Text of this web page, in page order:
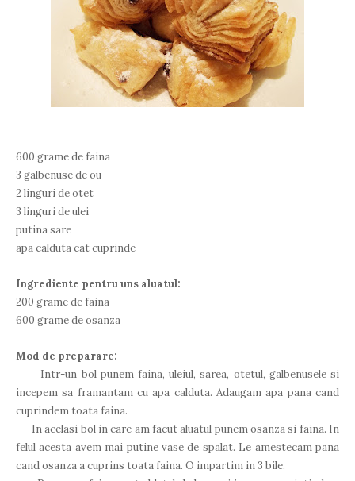
600 grame de faina
3 galbenuse de ou
2 linguri de otet
3 linguri de ulei
putina sare
apa calduta cat cuprinde
Ingrediente pentru uns aluatul:
200 grame de faina
600 grame de osanza
Mod de preparare:
Intr-un bol punem faina, uleiul, sarea, otetul, galbenusele si
incepem sa framantam cu apa calduta. Adaugam apa pana cand
cuprindem toata faina.
In acelasi bol in care am facut aluatul punem osanza si faina. In
felul acesta avem mai putine vase de spalat. Le amestecam pana
cand osanza a cuprins toata faina. O impartim in 3 bile.